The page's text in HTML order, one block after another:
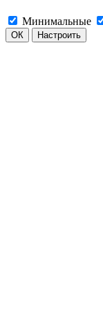
Минимальные
ОК Настроить